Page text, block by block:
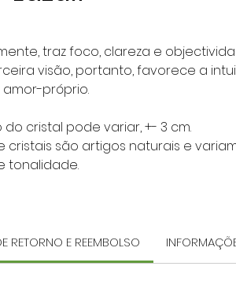
traz foco, clareza e
visão, portanto, favorece a
próprio.
cristal pode variar, +- 3 cm.
cristais são artigos naturais e
tonalidade.
RETORNO E REEMBOLSO